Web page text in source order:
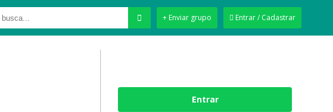
Entrar / Cadastrar
+ Enviar grupo
Entrar